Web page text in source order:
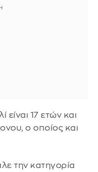
17 ετών και
ο οποίος και
την κατηγορία